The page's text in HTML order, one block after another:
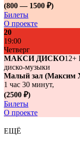
(800 — 1500 ₽)
Билеты
О проекте
20
19:00
Четверг
МАКСИ ДИСКО12+
диско-музыки
Малый зал (Максим
1 час 30 минут,
(2500 ₽)
Билеты
О проекте
ЕЩЁ